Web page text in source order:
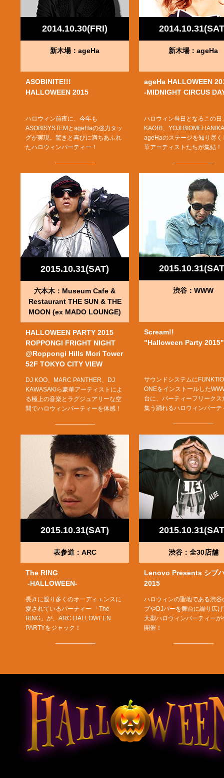
2014.10.30(FRI)
新木場：ageHa
ASOBINITE!!!
HALLOWEEN 2015
ハロウィン前夜に、今年も
ASOBISYSTEMとageHaの強力タッ
グが実現。驚きと喜びに満ちあふれ
たハロウィンパーティー！
新木場：ageHa
ageHa HALLOWEEN
-MIDNIGHT CIRCUS
ハロウィン当日となるこの日
KAORI、YOJI
ageHaのステージを知り尽く
華アーティストたちが集結！
2015.10.31(SAT)
六本木：Museum Cafe &
Restaurant THE SUN & THE
MOON (ex MADO LOUNGE)
HALLOWEEN PARTY 2015
ROPPONGI FRIGHT NIGHT
@Roppongi Hills Mori Tower
52F TOKYO CITY VIEW
DJ KOO、MARC PANTHER、DJ
KAWASAKIら豪華アーティストによ
る極上の音楽とラグジュアリーな空
間でハロウィンパーティーを体感！
渋谷：WWW
Scream!!
"Halloween Party 2015"
サウンドシステムに
ONEをインストールした
台に、パーティーフリークス
集う踊れるハロウィンパーテ
2015.10.31(SAT)
表参道：ARC
The RING
-HALLOWEEN-
長きに渡り多くのオーディエンスに
愛されているパーティー 「The
RING」が、ARC HALLOWEEN
PARTYをジャック！
渋谷：全30店舗
Lenovo Presents シブ
2015
ハロウィンの聖地である渋谷
ブやDJバーを舞台に繰り広
大型ハロウィンパーティーが
開催！